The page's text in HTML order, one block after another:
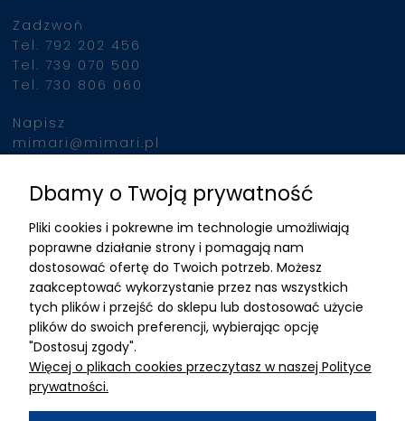
Zadzwoń
Tel. 792 202 456
Tel. 739 070 500
Tel. 730 806 060
Napisz
mimari@mimari.pl
Znajdziesz nas
ADRES
MIMARI sp z o.o.
ul. Kurkowa 12
50-210 Wrocław
Dane rejestracyjne
NIP:8982325327
Dbamy o Twoją prywatność
Pliki cookies i pokrewne im technologie umożliwiają
poprawne działanie strony i pomagają nam
dostosować ofertę do Twoich potrzeb. Możesz
zaakceptować wykorzystanie przez nas wszystkich
tych plików i przejść do sklepu lub dostosować użycie
plików do swoich preferencji, wybierając opcję
"Dostosuj zgody".
Więcej o plikach cookies przeczytasz w naszej Polityce
prywatności.